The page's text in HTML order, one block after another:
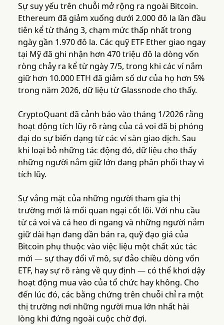
Sự suy yếu trên chuỗi mở rộng ra ngoài Bitcoin.
Ethereum đã giảm xuống dưới 2.000 đô la lần đầu
tiên kể từ tháng 3, chạm mức thấp nhất trong
ngày gần 1.970 đô la. Các quỹ ETF Ether giao ngay
tại Mỹ đã ghi nhận hơn 470 triệu đô la dòng vốn
ròng chảy ra kể từ ngày 7/5, trong khi các ví nắm
giữ hơn 10.000 ETH đã giảm số dư của họ hơn 5%
trong năm 2026, dữ liệu từ Glassnode cho thấy.
CryptoQuant đã cảnh báo vào tháng 1/2026 rằng
hoạt động tích lũy rõ ràng của cá voi đã bị phóng
đại do sự biến dạng từ các ví sàn giao dịch. Sau
khi loại bỏ những tác động đó, dữ liệu cho thấy
những người nắm giữ lớn đang phân phối thay vì
tích lũy.
Sự vắng mặt của những người tham gia thị
trường mới là mối quan ngại cốt lõi. Với nhu cầu
từ cá voi và cá heo đi ngang và những người nắm
giữ dài hạn đang dần bán ra, quỹ đạo giá của
Bitcoin phụ thuộc vào việc liệu một chất xúc tác
mới — sự thay đổi vĩ mô, sự đảo chiều dòng vốn
ETF, hay sự rõ ràng về quy định — có thể khơi dậy
hoạt động mua vào của tổ chức hay không. Cho
đến lúc đó, các bằng chứng trên chuỗi chỉ ra một
thị trường nơi những người mua lớn nhất hài
lòng khi đứng ngoài cuộc chờ đợi.